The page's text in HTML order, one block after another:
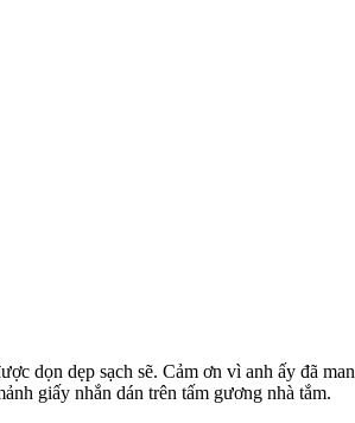
dọn dẹp sạch sẽ. Cảm ơn vì anh ấy đã
giấy nhắn dán trên tấm gương nhà tắm.